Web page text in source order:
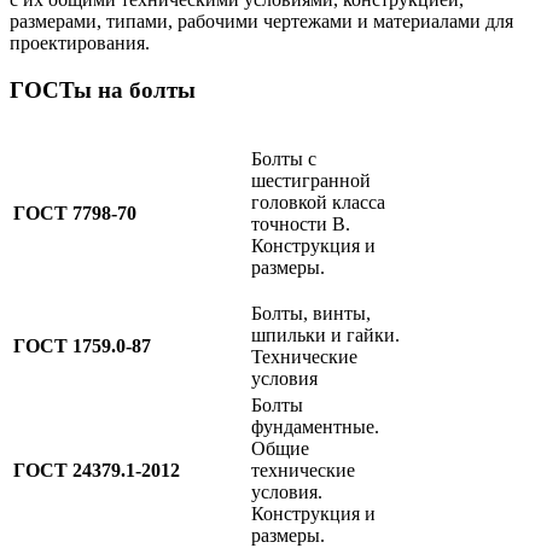
размерами, типами, рабочими чертежами и материалами для
проектирования.
ГОСТы на болты
ГОСТ 7798-70
Болты с
шестигранной
головкой класса
точности B.
Конструкция и
размеры.
ГОСТ 1759.0-87
Болты, винты,
шпильки и гайки.
Технические
условия
ГОСТ 24379.1-2012
Болты
фундаментные.
Общие
технические
условия.
Конструкция и
размеры.